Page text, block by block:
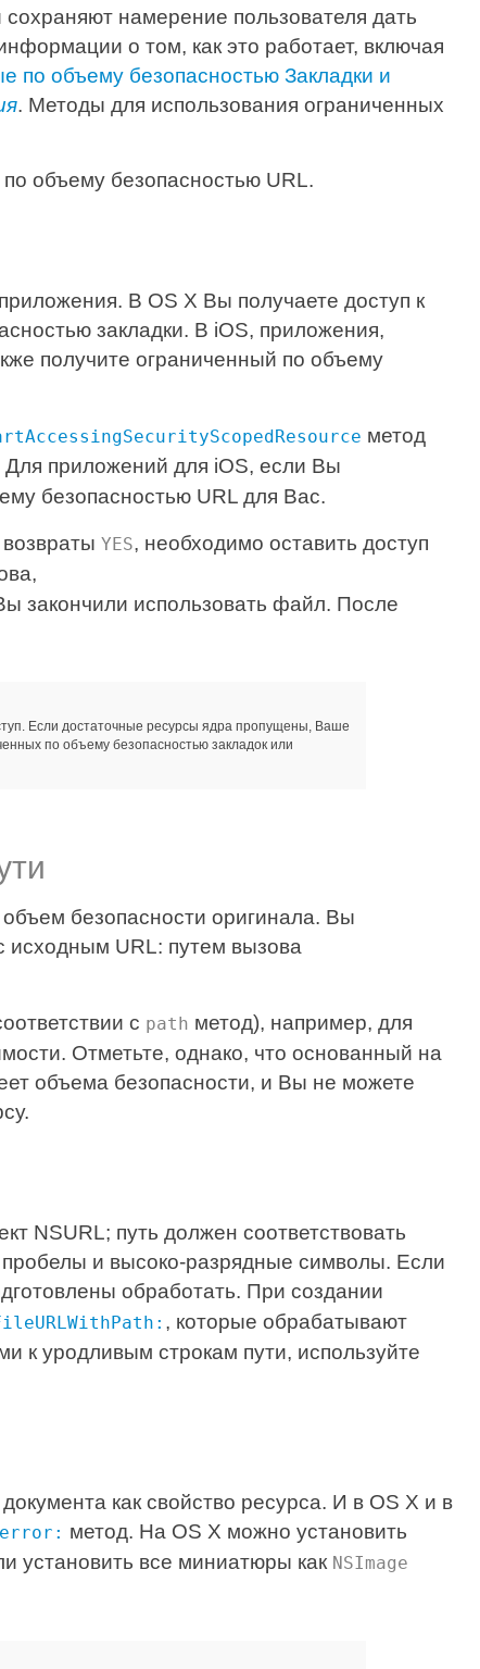
намерение пользователя дать
о том, как это работает, включая
по объему безопасностью Закладки и
. Методы для использования ограниченных
объему безопасностью URL.
В OS X Вы получаете доступ к
закладки. В iOS, приложения,
получите ограниченный по объему
метод
Для приложений для iOS, если Вы
безопасностью URL для Вас.
YES, необходимо оставить доступ
закончили использовать файл. После
Если достаточные ресурсы ядра пропущены, Ваше
по объему безопасностью закладок или
безопасности оригинала. Вы
исходным URL: путем вызова
с path метод), например, для
Отметьте, однако, что основанный на
объема безопасности, и Вы не можете
NSURL; путь должен соответствовать
и высоко-разрядные символы. Если
обработать. При создании
, которые обрабатывают
к уродливым строкам пути, используйте
как свойство ресурса. И в OS X и в
метод. На OS X можно установить
установить все миниатюры как NSImage